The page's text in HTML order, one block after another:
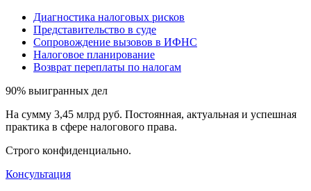
Диагностика налоговых рисков
Представительство в суде
Сопровождение вызовов в ИФНС
Налоговое планирование
Возврат переплаты по налогам
90% выигранных дел
На сумму 3,45 млрд руб. Постоянная, актуальная и успешная
практика в сфере налогового права.
Строго конфиденциально.
Консультация